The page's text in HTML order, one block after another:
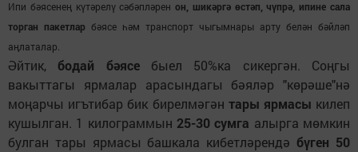
Ипи бәясенең күтәрелү сәбәпләренон, шикәргә өстәп, чүпрә, ипине сала
торган пакетлар бәясе һәм транспорт чыгымнары арту белән бәйләп
аңлаталар.
Әйтик, бодай бәясебыел 50%ка сикергән. Соңгы
вакыттагы ярмалар арасындагы бәяләр "көрәше"нә
моңарчы игътибар бик бирелмәгән тары ярмасы килеп
кушылган. 1 килограммын 25-30 сумга алырга мөмкин
булган тары ярмасы башкала кибетләрендә бүген 50